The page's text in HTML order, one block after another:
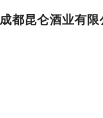
成都昆仑酒业有限